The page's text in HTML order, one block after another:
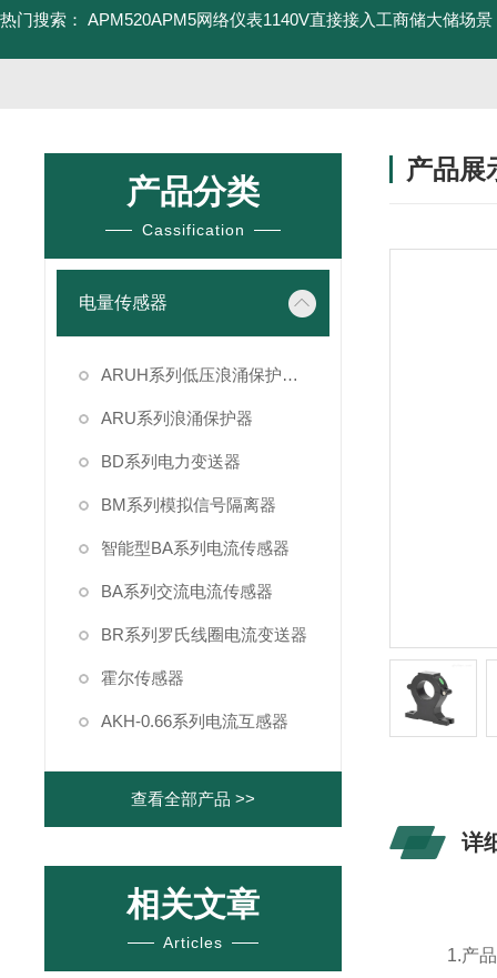
热门搜索： APM520APM5网络仪表1140V直接接入工商储大储场景
产品分类
Cassification
电量传感器
ARUH系列低压浪涌保护装置
ARU系列浪涌保护器
BD系列电力变送器
BM系列模拟信号隔离器
智能型BA系列电流传感器
BA系列交流电流传感器
BR系列罗氏线圈电流变送器
霍尔传感器
AKH-0.66系列电流互感器
查看全部产品 >>
相关文章
Articles
产品展
详
1.产品